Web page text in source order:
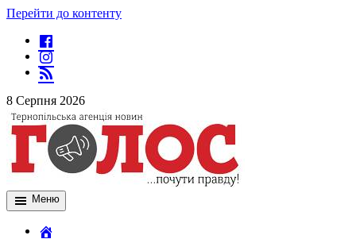
Перейти до контенту
8 Серпня 2026
Меню